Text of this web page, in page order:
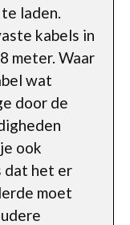
laden.
kabels in
meter. Waar
wat
door de
ook
dat het er
moet